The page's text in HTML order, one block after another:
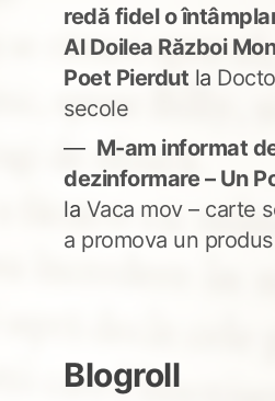
redă fidel o
Al Doilea Război
Poet Pierdut la
secole
M-am informat
dezinformare – Un
la Vaca mov – carte
a promova un produs
Blogroll